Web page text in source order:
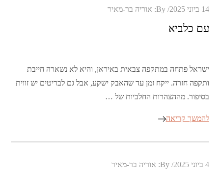
Posted
14 ביוני 2025 By: אוריה בר-מאיר
עם כלביא
ישראל פתחה במתקפה צבאית באיראן, והיא לא נשארה חייבת
ותקפה חזרה. ייקח זמן עד שהאבק ישקע, אבל גם לבריטים יש זווית
בסיפור. מההצהרות החלביות של …
להמשך קריאה
Posted
4 ביוני 2025 By: אוריה בר-מאיר